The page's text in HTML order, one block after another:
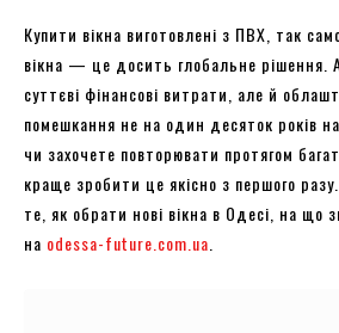
Купити вікна виготовлені з ПВХ, так
вікна — це досить глобальне
суттєві фінансові витрати, але й
помешкання не на один десяток років
чи захочете повторювати протягом
краще зробити це якісно з першого
те, як обрати нові вікна в Одесі, на що
на odessa-future.com.ua